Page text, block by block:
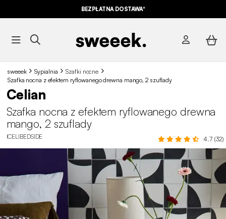
BEZPŁATNA DOSTAWA*
sweeek Sypialnia
Szafki nocne
Szafka nocna z efektem ryflowanego drewna mango, 2 szuflady
Celian
Szafka nocna z efektem ryflowanego drewna
mango, 2 szuflady
ICELIBEDSIDE 4.7 (32)